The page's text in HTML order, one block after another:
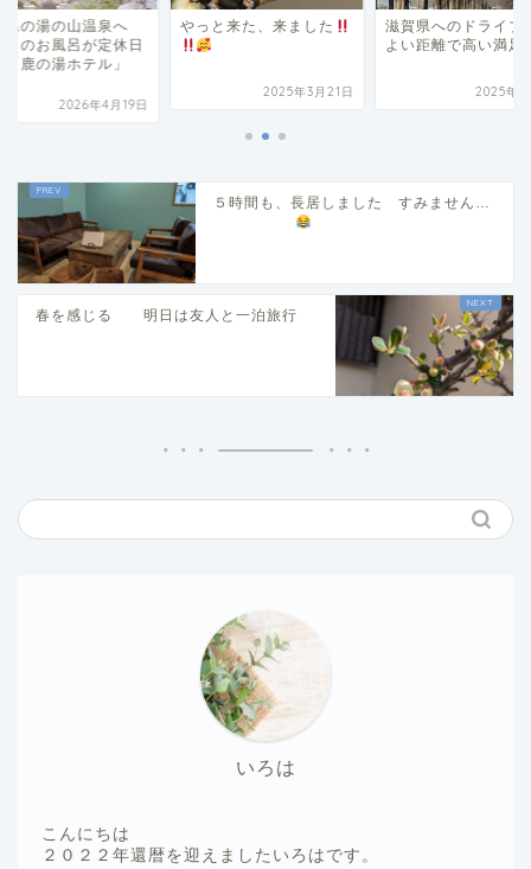
県の湯の山温泉へ
ものお風呂が定休日
「鹿の湯ホテル」
2026年4月19日
やっと来た、来ました
2025年3月21日
滋賀県へのドライブ
よい距離で高い満足
2025年3
５時間も、長居しました すみません…
春を感じる 明日は友人と一泊旅行
いろは
こんにちは
２０２２年還暦を迎えましたいろはです。